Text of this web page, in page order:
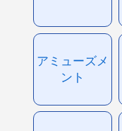
アミューズメ
ント